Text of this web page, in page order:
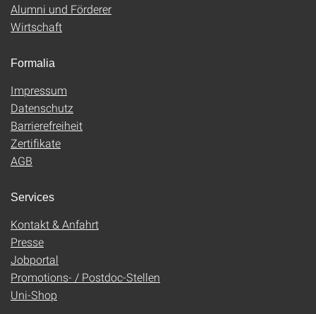
Alumni und Förderer
Wirtschaft
Formalia
Impressum
Datenschutz
Barrierefreiheit
Zertifikate
AGB
Services
Kontakt & Anfahrt
Presse
Jobportal
Promotions- / Postdoc-Stellen
Uni-Shop